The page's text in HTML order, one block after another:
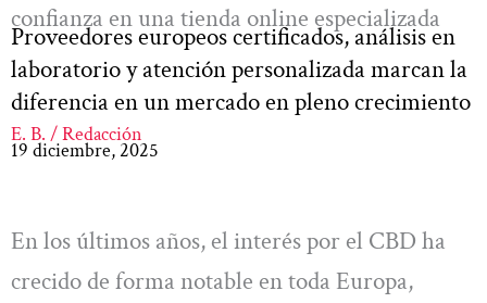
confianza en una tienda online especializada
Proveedores europeos certificados, análisis en
laboratorio y atención personalizada marcan la
diferencia en un mercado en pleno crecimiento
E. B. / Redacción
19 diciembre, 2025
En los últimos años, el interés por el CBD ha
crecido de forma notable en toda Europa,